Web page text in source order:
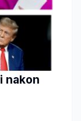
nakon